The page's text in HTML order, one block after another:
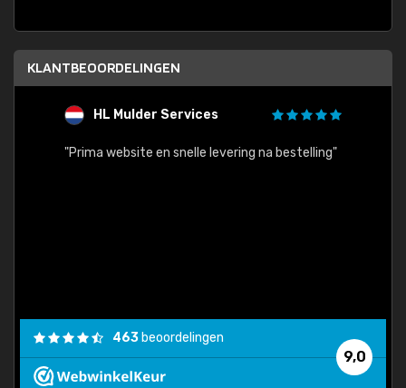
KLANTBEOORDELINGEN
HL Mulder Services
"Prima website en snelle levering na bestelling"
9,0
463 beoordelingen